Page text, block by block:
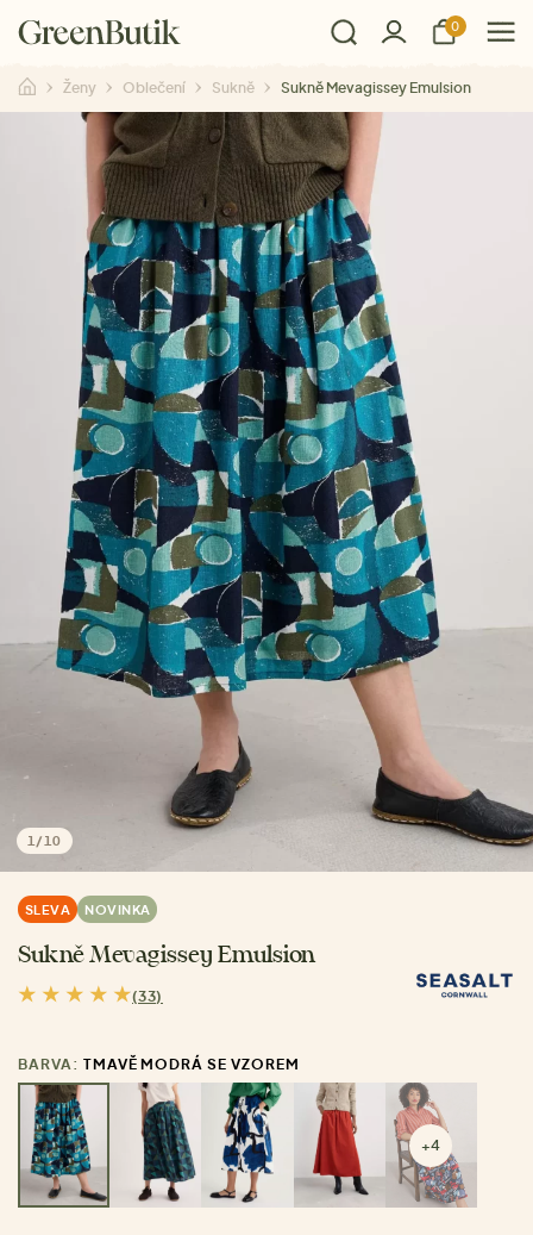
0
Ženy Oblečení Sukně Sukně Mevagissey Emulsion
1 / 10
SLEVA NOVINKA
Sukně Mevagissey Emulsion
(33)
BARVA: TMAVĚ MODRÁ SE VZOREM
+4